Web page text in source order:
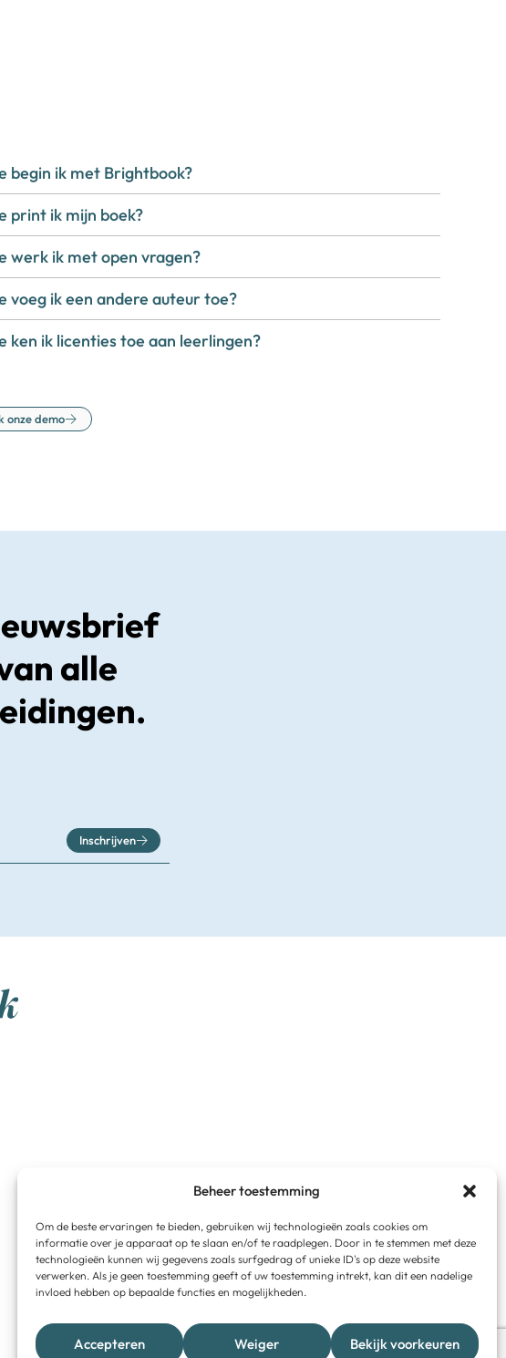
Beheer toestemming
Om de beste ervaringen te bieden, gebruiken wij technologieën zoals cookies om
informatie over je apparaat op te slaan en/of te raadplegen. Door in te stemmen met deze
technologieën kunnen wij gegevens zoals surfgedrag of unieke ID's op deze website
verwerken. Als je geen toestemming geeft of uw toestemming intrekt, kan dit een nadelige
invloed hebben op bepaalde functies en mogelijkheden.
Accepteren Weiger Bekijk voorkeuren
begin ik met Brightbook?
print ik mijn boek?
werk ik met open vragen?
voeg ik een andere auteur toe?
ken ik licenties toe aan leerlingen?
onze demo
alle
Inschrijven